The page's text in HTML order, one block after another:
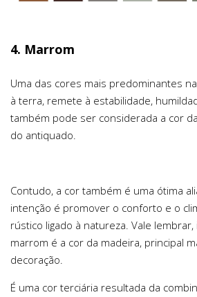
4. Marrom
Uma das cores mais predominantes
à terra, remete à estabilidade,
também pode ser considerada a cor
do antiquado.
Contudo, a cor também é uma ótima
intenção é promover o conforto e o
rústico ligado à natureza. Vale
marrom é a cor da madeira, principal
decoração.
É uma cor terciária resultada da